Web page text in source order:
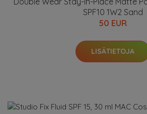
SPF10 1W2 Sand
50 EUR
LISÄTIETOJA